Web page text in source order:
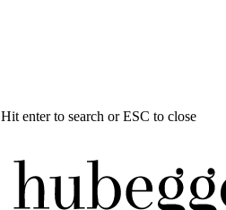
Hit enter to search or ESC to close